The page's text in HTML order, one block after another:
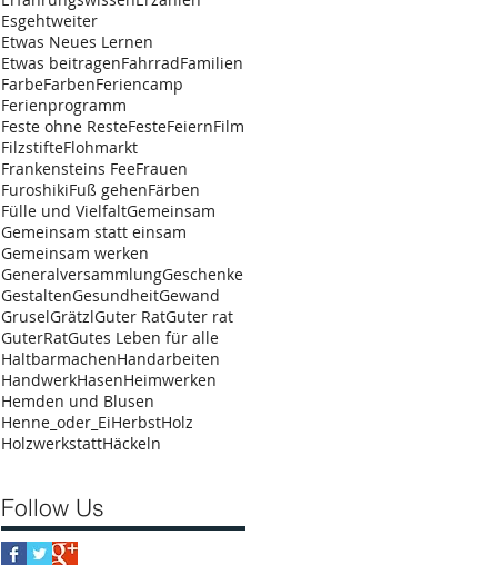
Esgehtweiter
Etwas Neues Lernen
Etwas beitragenFahrradFamilien
FarbeFarbenFeriencamp
Ferienprogramm
Feste ohne ResteFesteFeiernFilm
FilzstifteFlohmarkt
Frankensteins FeeFrauen
FuroshikiFuß gehenFärben
Fülle und VielfaltGemeinsam
Gemeinsam statt einsam
Gemeinsam werken
GeneralversammlungGeschenke
GestaltenGesundheitGewand
GruselGrätzlGuter RatGuter rat
GuterRatGutes Leben für alle
HaltbarmachenHandarbeiten
HandwerkHasenHeimwerken
Hemden und Blusen
Henne_oder_EiHerbstHolz
HolzwerkstattHäckeln
Follow Us